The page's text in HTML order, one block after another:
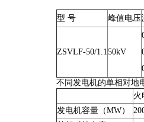
型 号 峰值电压
ZSVLF-50/1.150kV
不同发电机的单相对地
火
发电机容量（MW）